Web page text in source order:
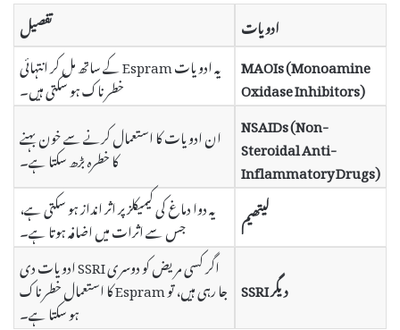
ادویات
تفصیل
MAOIs (Monoamine
Oxidase Inhibitors)
یہ ادویات Espram کے ساتھ مل کر انتہائی
خطرناک ہو سکتی ہیں۔
NSAIDs (Non-
Steroidal Anti-
Inflammatory Drugs)
ان ادویات کا استعمال کرنے سے خون بہنے
کا خطرہ بڑھ سکتا ہے۔
لیتھیم
یہ دوا دماغ کی کیمیکلز پر اثر انداز ہو سکتی ہے،
جس سے اثرات میں اضافہ ہوتا ہے۔
دیگر SSRI
اگر کسی مریض کو دوسری SSRI ادویات دی
جا رہی ہیں، تو Espram کا استعمال خطرناک
ہو سکتا ہے۔